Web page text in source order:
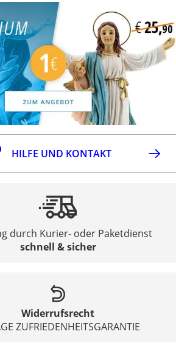
HILFE UND KONTAKT
durch Kurier- oder Paketdienst
schnell & sicher
Widerrufsrecht
ZUFRIEDENHEITSGARANTIE